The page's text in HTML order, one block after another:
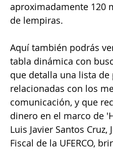
aproximadamente 120
de lempiras.
Aquí también podrás
tabla dinámica con
que detalla una lista de
relacionadas con los
comunicación, y que
dinero en el marco de
Luis Javier Santos Cruz,
Fiscal de la UFERCO,